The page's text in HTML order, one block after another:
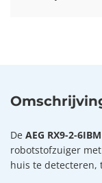
De AEG RX9-2-6IBM
robotstofzuiger
huis te detecteren,